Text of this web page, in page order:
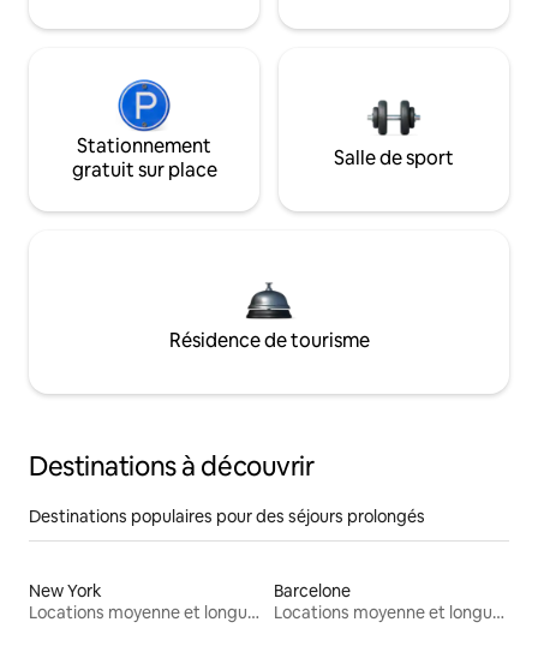
Stationnement
gratuit sur place
Salle de sport
Résidence de tourisme
Destinations à découvrir
Destinations populaires pour des séjours prolongés
New York
Locations moyenne et longue durée
Barcelone
Locations moyenne et longue durée